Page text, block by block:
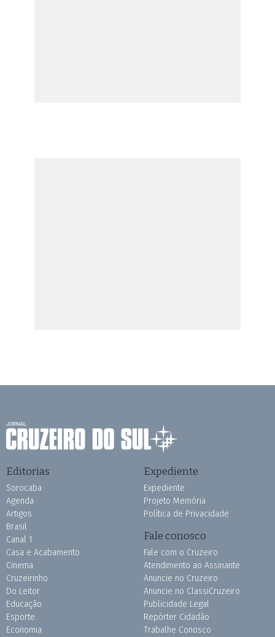
Editorias
Sorocaba
Agenda
Artigos
Brasil
Canal 1
Casa e Acabamento
Cinema
Cruzeirinho
Do Leitor
Educação
Esporte
Economia
Expediente
Expediente
Projeto Memória
Política de Privacidade
Fale conosco
Fale com o Cruzeiro
Atendimento ao Assinante
Anuncie no Cruzeiro
Anuncie no ClassiCruzeiro
Publicidade Legal
Repórter Cidadão
Trabalhe Conosco